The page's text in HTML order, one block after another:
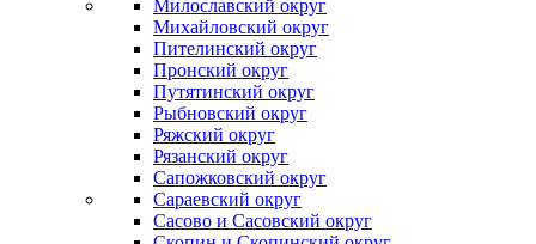
Милославский округ
Михайловский округ
Пителинский округ
Пронский округ
Путятинский округ
Рыбновский округ
Ряжский округ
Рязанский округ
Сапожковский округ
Сараевский округ
Сасово и Сасовский округ